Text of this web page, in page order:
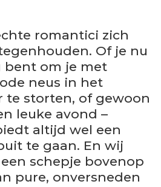
romantici zich
Of je nu
bent om je met
neus in het
te storten, of gewoon
leuke avond –
altijd wel een
te gaan. En wij
schepje bovenop
pure, onversneden